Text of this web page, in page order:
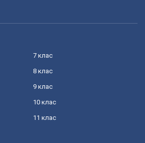
7 клас
8 клас
9 клас
10 клас
11 клас